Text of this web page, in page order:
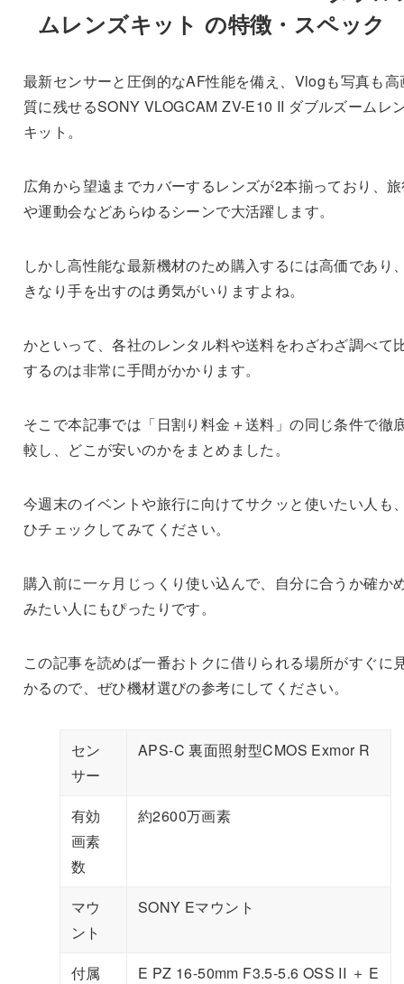
ムレンズキット の特徴・スペック
最新センサーと圧倒的なAF性能を備え、Vlogも写真も高
質に残せるSONY VLOGCAM ZV-E10 II ダブルズームレ
キット。
広角から望遠までカバーするレンズが2本揃っており、
や運動会などあらゆるシーンで大活躍します。
しかし高性能な最新機材のため購入するには高価であり
きなり手を出すのは勇気がいりますよね。
かといって、各社のレンタル料や送料をわざわざ調べて
するのは非常に手間がかかります。
そこで本記事では「日割り料金＋送料」の同じ条件で徹
較し、どこが安いのかをまとめました。
今週末のイベントや旅行に向けてサクッと使いたい人も
ひチェックしてみてください。
購入前に一ヶ月じっくり使い込んで、自分に合うか確か
みたい人にもぴったりです。
この記事を読めば一番おトクに借りられる場所がすぐに
かるので、ぜひ機材選びの参考にしてください。
セン
サー
APS-C 裏面照射型CMOS Exmor R
有効
画素
数
約2600万画素
マウ
ント
SONY Eマウント
付属
E PZ 16-50mm F3.5-5.6 OSS II ＋ E